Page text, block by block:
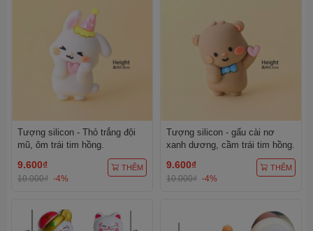
Tượng silicon - Thỏ trắng đội
mũ, ôm trái tim hồng.
9.600₫
10.000₫ -4%
THÊM
Tượng silicon - gấu cài nơ
xanh dương, cầm trái tim hồng.
9.600₫
10.000₫ -4%
THÊM